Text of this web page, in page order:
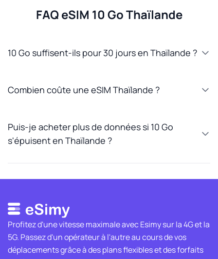
FAQ eSIM 10 Go Thaïlande
10 Go suffisent-ils pour 30 jours en Thaïlande ?
Combien coûte une eSIM Thaïlande ?
Puis-je acheter plus de données si 10 Go
s'épuisent en Thaïlande ?
Profitez d'une vitesse maximale avec Esimy sur la 4G et la
5G. Passez d'un opérateur à l'autre au cours de vos
déplacements grâce à des plans flexibles et des forfaits